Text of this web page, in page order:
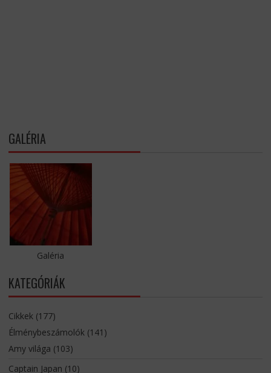
GALÉRIA
Galéria
KATEGÓRIÁK
Cikkek(177)
Élménybeszámolók(141)
Amy világa (103)
Captain Japan (10)